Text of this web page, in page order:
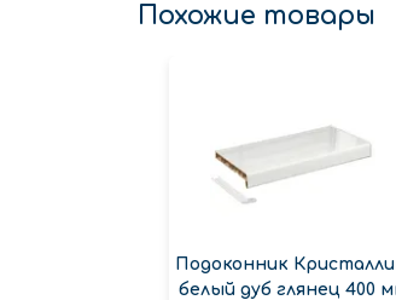
Похожие товары
Подоконник
белый дуб глянец 400